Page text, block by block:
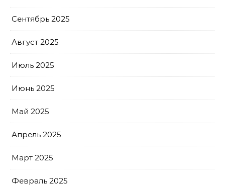
Сентябрь 2025
Август 2025
Июль 2025
Июнь 2025
Май 2025
Апрель 2025
Март 2025
Февраль 2025